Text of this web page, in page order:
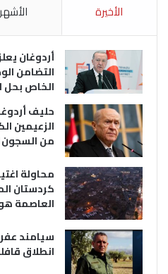
الأخيرة الأشهر
أردوغان
التضامن
الخاص بحل
حليف
الزعيمين
من السجون
محاولة
كردستان
العاصمة
سيامند
انطلاق